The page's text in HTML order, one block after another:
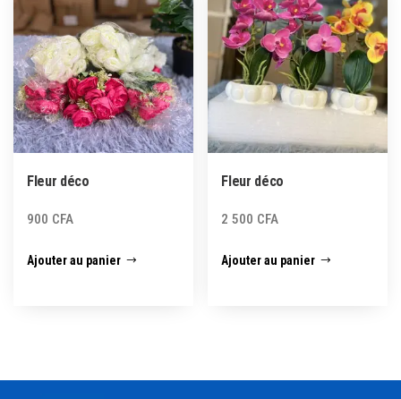
Fleur déco
900 CFA
Ajouter au panier
Fleur déco
2 500 CFA
Ajouter au panier